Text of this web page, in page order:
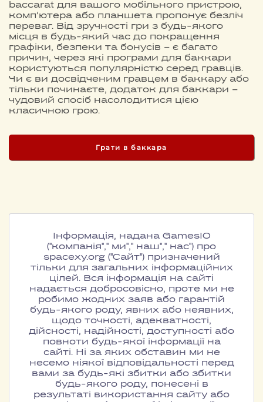
baccarat для вашого мобільного пристрою,
комп’ютера або планшета пропонує безліч
переваг. Від зручності гри з будь-якого
місця в будь-який час до покращення
графіки, безпеки та бонусів – є багато
причин, через які програми для баккари
користуються популярністю серед гравців.
Чи є ви досвідченим гравцем в баккару або
тільки починаєте, додаток для баккари –
чудовий спосіб насолодитися цією
класичною грою.
Грати в баккара
Інформація, надана GamesIO
("компанія"," ми"," наш"," нас") про
spacexy.org ("Сайт") призначений
тільки для загальних інформаційних
цілей. Вся інформація на сайті
надається добросовісно, проте ми не
робимо жодних заяв або гарантій
будь-якого роду, явних або неявних,
щодо точності, адекватності,
дійсності, надійності, доступності або
повноти будь-якої інформації на
сайті. Ні за яких обставин ми не
несемо ніякої відповідальності перед
вами за будь-які збитки або збитки
будь-якого роду, понесені в
результаті використання сайту або